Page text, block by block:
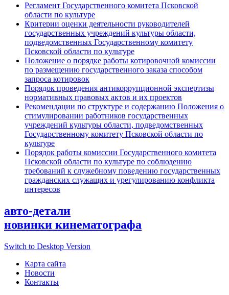
Регламент Государственного комитета Псковской
области по культуре
Критерии оценки деятельности руководителей
государственных учреждений культуры области,
подведомственных Государственному комитету
Псковской области по культуре
Положение о порядке работы котировочной комиссии
по размещению государственного заказа способом
запроса котировок
Порядок проведения антикоррупционной экспертизы
нормативных правовых актов и их проектов
Рекомендации по структуре и содержанию Положения о
стимулировании работников государственных
учреждений культуры области, подведомственных
Государственному комитету Псковской области по
культуре
Порядок работы комиссии Государственного комитета
Псковской области по культуре по соблюдению
требований к служебному поведению государственных
гражданских служащих и урегулированию конфликта
интересов
авто-детали
новинки кинематографа
Switch to Desktop Version
Карта сайта
Новости
Контакты